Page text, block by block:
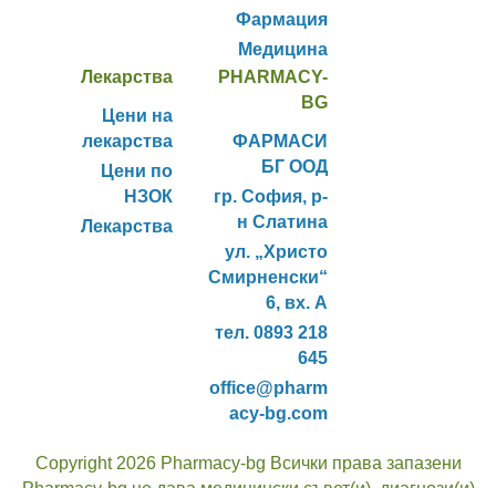
Фармация
Медицина
Лекарства
Цени на
лекарства
Цени по
НЗОК
Лекарства
PHARMACY-
BG
ФАРМАСИ
БГ ООД
гр. София, р-
н Слатина
ул. „Христо
Смирненски“
6, вх. А
тел. 0893 218
645
office@pharm
acy-bg.com
Copyright 2026 Pharmacy-bg Всички права запазени